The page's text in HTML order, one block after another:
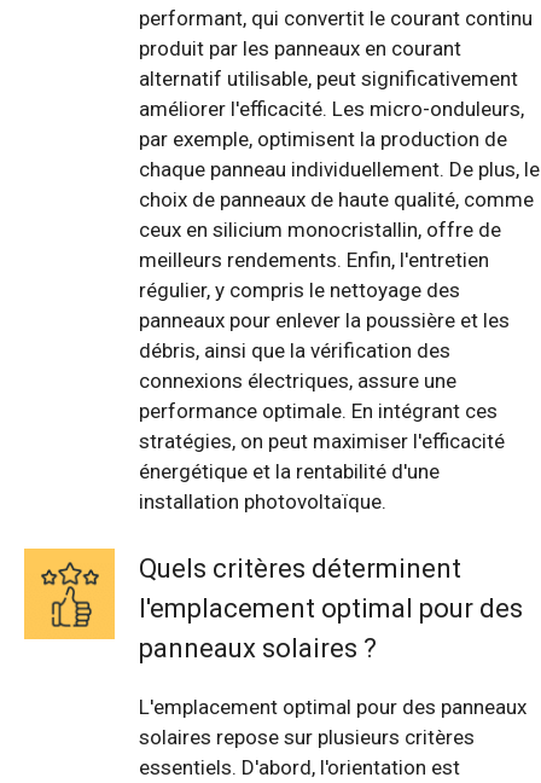
performant, qui convertit le courant continu
produit par les panneaux en courant
alternatif utilisable, peut significativement
améliorer l'efficacité. Les micro-onduleurs,
par exemple, optimisent la production de
chaque panneau individuellement. De plus, le
choix de panneaux de haute qualité, comme
ceux en silicium monocristallin, offre de
meilleurs rendements. Enfin, l'entretien
régulier, y compris le nettoyage des
panneaux pour enlever la poussière et les
débris, ainsi que la vérification des
connexions électriques, assure une
performance optimale. En intégrant ces
stratégies, on peut maximiser l'efficacité
énergétique et la rentabilité d'une
installation photovoltaïque.
Quels critères déterminent
l'emplacement optimal pour des
panneaux solaires ?
L'emplacement optimal pour des panneaux
solaires repose sur plusieurs critères
essentiels. D'abord, l'orientation est